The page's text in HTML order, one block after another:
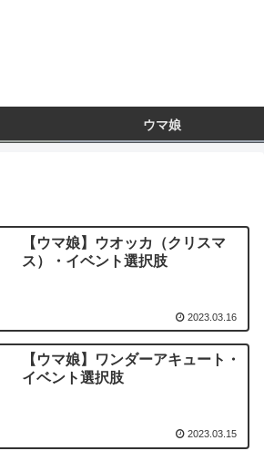
ウマ娘
【ウマ娘】ウオッカ（クリスマ
ス）・イベント選択肢
2023.03.16
【ウマ娘】ワンダーアキュート・
イベント選択肢
2023.03.15